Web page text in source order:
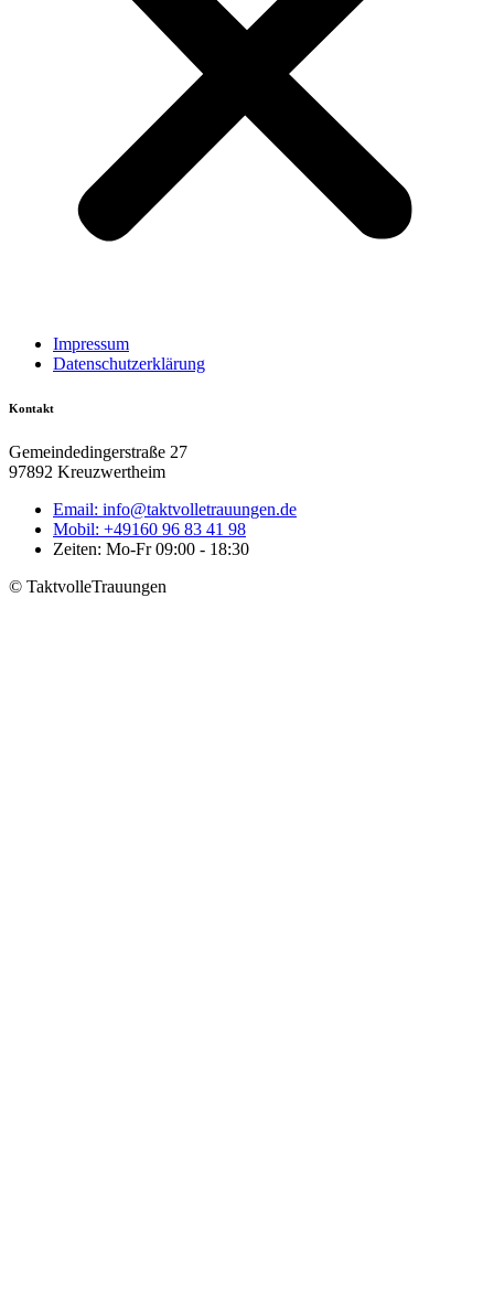
Impressum
Datenschutzerklärung
Kontakt
Gemeindedingerstraße 27
97892 Kreuzwertheim
Email: info@taktvolletrauungen.de
Mobil: +49160 96 83 41 98
Zeiten: Mo-Fr 09:00 - 18:30
© TaktvolleTrauungen